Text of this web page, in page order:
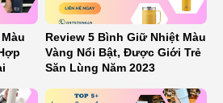
Review 5 Bình Giữ Nhiệt Màu
Vàng Nổi Bật, Được Giới Trẻ
Săn Lùng Năm 2023